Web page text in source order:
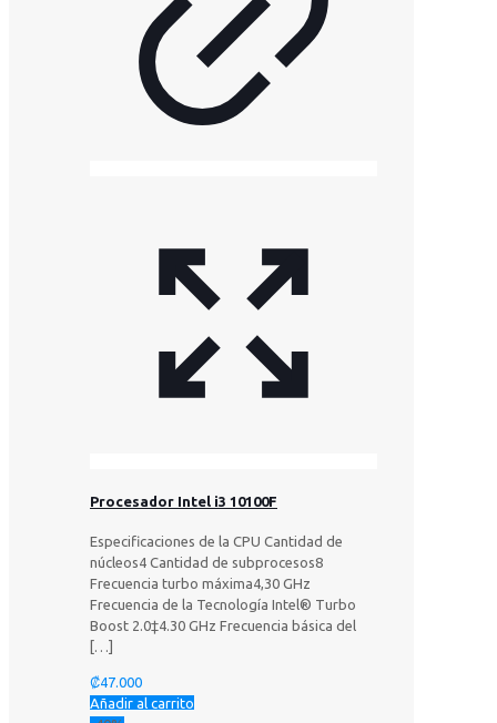
Procesador Intel i3 10100F
Especificaciones de la CPU Cantidad de
núcleos4 Cantidad de subprocesos8
Frecuencia turbo máxima4,30 GHz
Frecuencia de la Tecnología Intel® Turbo
Boost 2.0‡4.30 GHz Frecuencia básica del
[…]
₡47.000
Añadir al carrito